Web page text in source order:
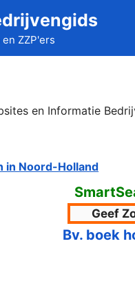
ZZP'ers
en Informatie
in Noord-Holland
Bv. boek